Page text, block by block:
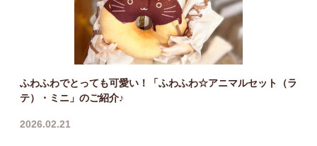
ふわふわでとっても可愛い！「ふわふわ☆アニマルセット（ラ
テ）・ミニ」のご紹介♪
2026.02.21